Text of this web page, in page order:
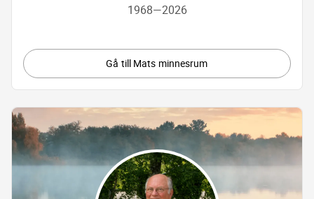
1968—2026
Gå till Mats minnesrum